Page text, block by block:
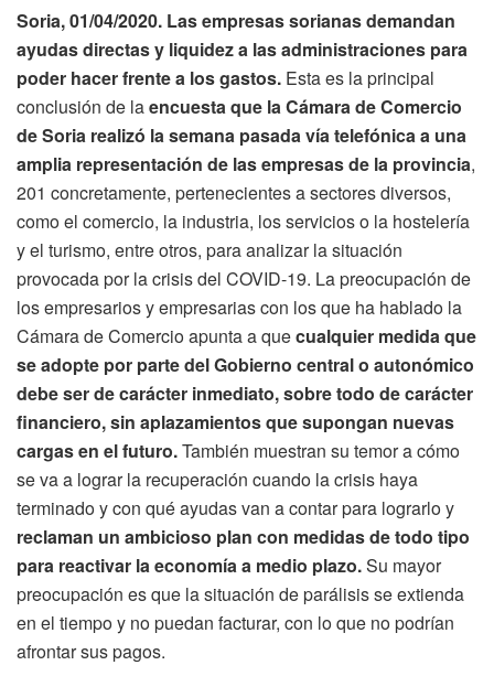
Soria, 01/04/2020. Las empresas sorianas demandan
ayudas directas y liquidez a las administraciones para
poder hacer frente a los gastos. Esta es la principal
conclusión de laencuesta que la Cámara de Comercio
de Soria realizó la semana pasada vía telefónica a una
amplia representación de las empresas de la provincia,
201 concretamente, pertenecientes a sectores diversos,
como el comercio, la industria, los servicios o la hostelería
y el turismo, entre otros, para analizar la situación
provocada por la crisis del COVID-19. La preocupación de
los empresarios y empresarias con los que ha hablado la
Cámara de Comercio apunta a quecualquier medida que
se adopte por parte del Gobierno central o autonómico
debe ser de carácter inmediato, sobre todo de carácter
financiero, sin aplazamientos que supongan nuevas
cargas en el futuro.También muestran su temor a cómo
se va a lograr la recuperación cuando la crisis haya
terminado y con qué ayudas van a contar para lograrlo y
reclaman un ambicioso plan con medidas de todo tipo
para reactivar la economía a medio plazo.Su mayor
preocupación es que la situación de parálisis se extienda
en el tiempo y no puedan facturar, con lo que no podrían
afrontar sus pagos.